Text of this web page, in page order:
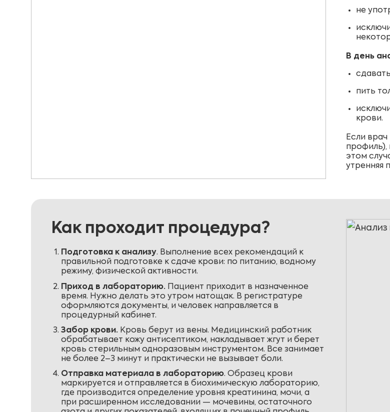
не
В день
пить
крови.
Если
профиль),
этом
утренняя
Как проходит процедура?
Подготовка к анализу. Выполнение всех рекомендаций к
правильной подготовке к сдаче крови: по питанию, водному
режиму, физической активности.
Приход в лабораторию. Пациент приходит в назначенное
время. Нужно делать это утром натощак. В регистратуре
оформляются документы, и человек направляется в
процедурный кабинет.
Забор крови. Кровь берут из вены. Медицинский работник
обрабатывает кожу антисептиком, накладывает жгут и берет
кровь стерильным одноразовым инструментом. Все занимает
не более 2–3 минут и практически не вызывает боли.
Отправка материала в лабораторию. Образец крови
маркируется и отправляется в биохимическую лабораторию,
где производится определение уровня креатинина, мочи, а
при расширенном исследовании — мочевины, остаточного